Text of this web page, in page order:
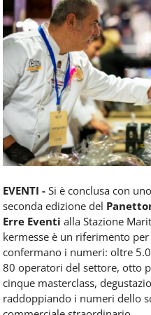
Service
e
tutte
le
novità
del
comparto
Horeca.
EVENTI - Si è conclusa con
seconda edizione del
Erre Eventi alla Stazione
kermesse è un riferimento
confermano i numeri: oltre
80 operatori del settore, otto
cinque masterclass,
raddoppiando i numeri dello